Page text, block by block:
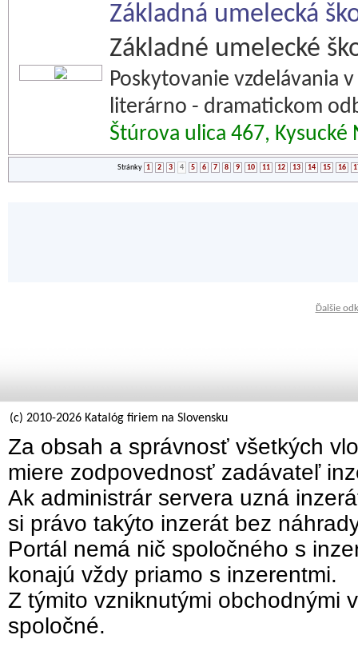
Základná umelecká
Základné umelecké
Poskytovanie vzdelávania
literárno - dramatickom
Štúrova ulica 467, Kysucké
Stránky 1 2 3 4 5 6 7 8 9 10 11 12 13 14 15 16
Ďalšie
(c) 2010-2026 Katalóg firiem na Slovensku
Za obsah a správnosť všetkých
miere zodpovednosť zadávateľ
Ak administrár servera uzná
si právo takýto inzerát bez
Portál nemá nič spoločného s
konajú vždy priamo s inzerentmi.
Z týmito vzniknutými obchodnými
spoločné.